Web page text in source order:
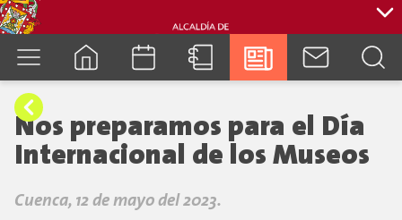
Nos preparamos para el Día
Internacional de los Museos
Cuenca, 12 de mayo del 2023.